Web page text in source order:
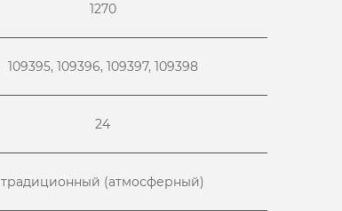
1270
109395, 109396, 109397, 109398
24
традиционный (атмосферный)